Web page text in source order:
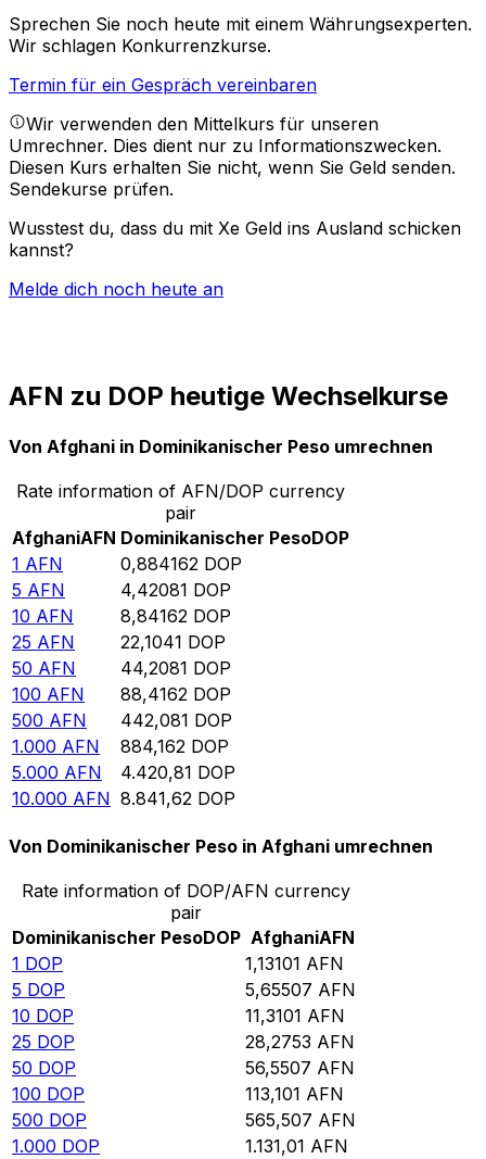
Sprechen Sie noch heute mit einem Währungsexperten.
Wir schlagen Konkurrenzkurse.
Termin für ein Gespräch vereinbaren
Wir verwenden den Mittelkurs für unseren
Umrechner. Dies dient nur zu Informationszwecken.
Diesen Kurs erhalten Sie nicht, wenn Sie Geld senden.
Sendekurse prüfen.
Wusstest du, dass du mit Xe Geld ins Ausland schicken
kannst?
Melde dich noch heute an
AFN zu DOP heutige Wechselkurse
Von Afghani in Dominikanischer Peso umrechnen
Rate information of AFN/DOP currency
pair
AfghaniAFN Dominikanischer PesoDOP
1 AFN 0,884162 DOP
5 AFN 4,42081 DOP
10 AFN 8,84162 DOP
25 AFN 22,1041 DOP
50 AFN 44,2081 DOP
100 AFN 88,4162 DOP
500 AFN 442,081 DOP
1.000 AFN 884,162 DOP
5.000 AFN 4.420,81 DOP
10.000 AFN 8.841,62 DOP
Von Dominikanischer Peso in Afghani umrechnen
Rate information of DOP/AFN currency
pair
Dominikanischer PesoDOP AfghaniAFN
1 DOP 1,13101 AFN
5 DOP 5,65507 AFN
10 DOP 11,3101 AFN
25 DOP 28,2753 AFN
50 DOP 56,5507 AFN
100 DOP 113,101 AFN
500 DOP 565,507 AFN
1.000 DOP 1.131,01 AFN